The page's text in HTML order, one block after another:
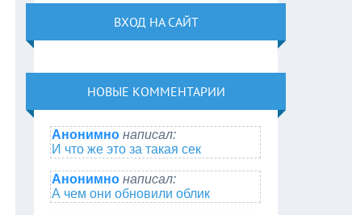
ВХОД НА САЙТ
НОВЫЕ КОММЕНТАРИИ
Анонимно написал:
И что же это за такая сек
Анонимно написал:
А чем они обновили облик